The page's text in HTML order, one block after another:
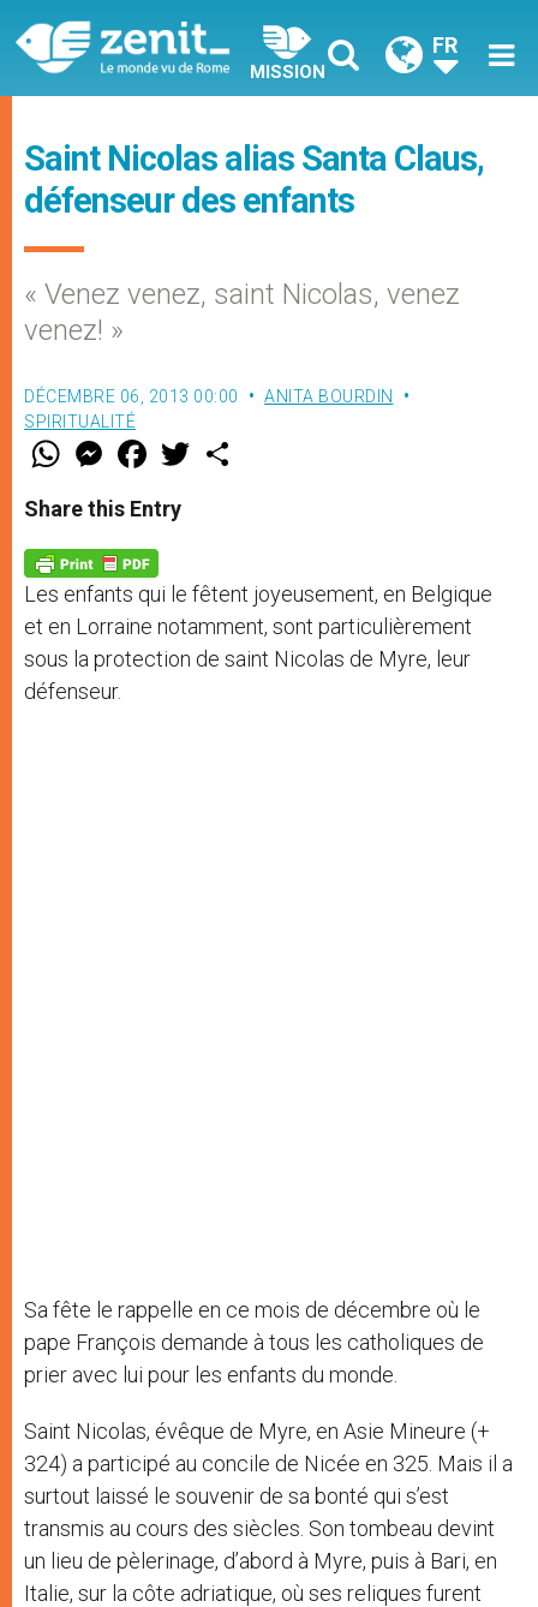
MISSION
FR
Saint Nicolas alias Santa Claus,
défenseur des enfants
« Venez venez, saint Nicolas, venez
venez! »
DÉCEMBRE 06, 2013 00:00
ANITA BOURDIN
SPIRITUALITÉ
W
t
s
p
p
M
e
s
e
g
e
r
F
a
e
b
o
k
w
Share this Entry
Les enfants qui le fêtent joyeusement, en Belgique
et en Lorraine notamment, sont particulièrement
sous la protection de saint Nicolas de Myre, leur
défenseur.
Sa fête le rappelle en ce mois de décembre où le
pape François demande à tous les catholiques de
prier avec lui pour les enfants du monde.
Saint Nicolas, évêque de Myre, en Asie Mineure (+
324) a participé au concile de Nicée en 325. Mais il a
surtout laissé le souvenir de sa bonté qui s’est
transmis au cours des siècles. Son tombeau devint
un lieu de pèlerinage, d’abord à Myre, puis à Bari, en
Italie, sur la côte adriatique, où ses reliques furent